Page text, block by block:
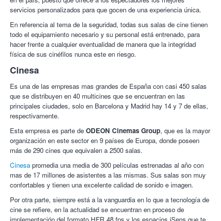
su importe.
Cinesa se reserva el derecho a limitar temporalmente el uso
de las entradas por causas imputables a las distribuidoras
de las películas.
Está prohibida la venta del presente cupón y Cinesa se
reserva el derecho de anularlo en caso de detectar un uso
Únicamente el 1er código redimido será aceptado.
Julene A. 8/10 Servicio estupendo!
29/07/2022
Ana D.8/10fantastico el precio
11/05/2022
21/01/2022
Jose Miguel V.10/10Buen precio
02/03/2020
Cristina L.10/10
Rubén I.10/10Increíble, rápido y todo perfecto.
26/09/2019
Rubén I.10/10 Increíble, rápido y todo perfecto.
26/09/2019
Pedro R.10/10¡Todo perfecto!
02/09/2019
servicios personalizados para que gocen de una experiencia única.
En referencia al tema de la seguridad, todas sus salas de cine tienen
todo el equipamiento necesario y su personal está entrenado, para
hacer frente a cualquier eventualidad de manera que la integridad
física de sus cinéfilos nunca este en riesgo.
Cinesa
Es una de las empresas mas grandes de España con casi 450 salas
que se distribuyen en 40 multicines que se encuentran en las
principales ciudades, solo en Barcelona y Madrid hay 14 y 7 de ellas,
respectivamente.
Esta empresa es parte de ODEON Cinemas Group, que es la mayor
organización en este sector en 9 países de Europa, donde poseen
más de 290 cines que equivalen a 2500 salas.
Cinesapromedia una media de 300 películas estrenadas al año con
mas de 17 millones de asistentes a las mismas. Sus salas son muy
confortables y tienen una excelente calidad de sonido e imagen.
Por otra parte, siempre está a la vanguardia en lo que a tecnología de
cine se refiere, en la actualidad se encuentran en proceso de